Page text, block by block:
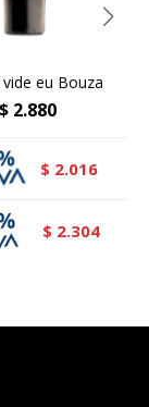
eu Bouza
$ 2.880
$ 2.016
$ 2.304